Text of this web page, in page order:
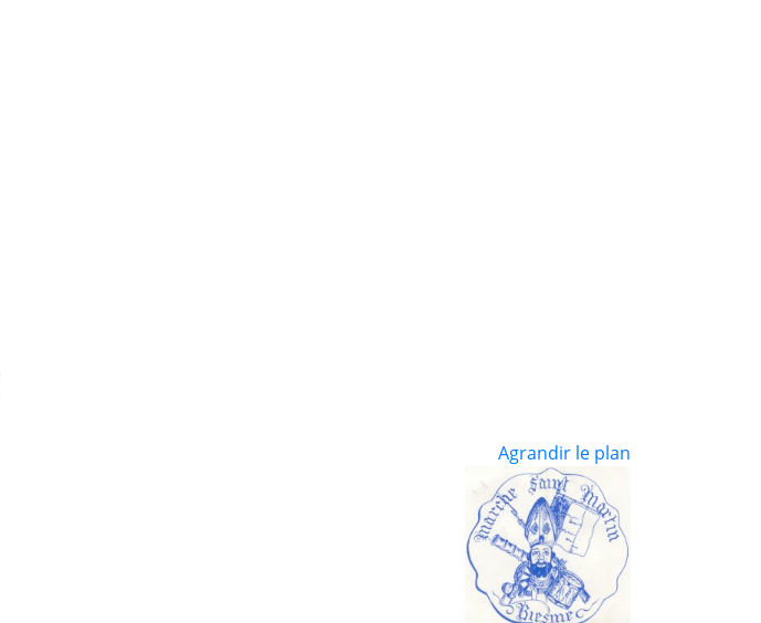
Agrandir le plan